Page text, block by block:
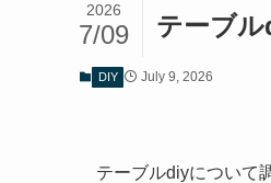
テーブ
2026
7/09
DIY July 9, 2026
テーブルdiyについて